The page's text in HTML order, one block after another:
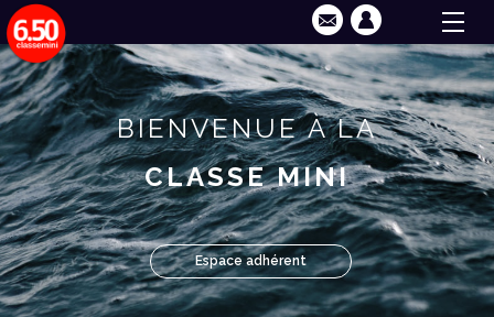
BIENVENUE À LA
CLASSE MINI
Espace adhérent